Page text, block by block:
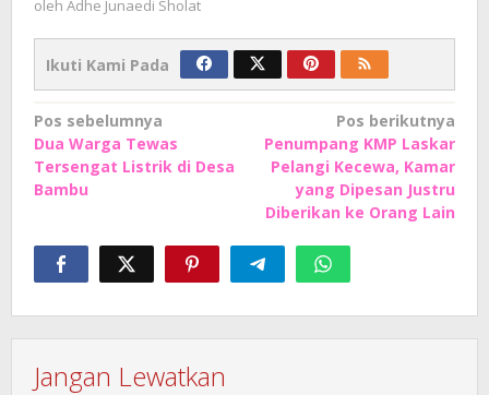
oleh Adhe Junaedi Sholat
Ikuti Kami Pada
Navigasi
pos
Pos sebelumnya
Dua Warga Tewas
Tersengat Listrik di Desa
Bambu
Pos berikutnya
Penumpang KMP Laskar
Pelangi Kecewa, Kamar
yang Dipesan Justru
Diberikan ke Orang Lain
Jangan Lewatkan